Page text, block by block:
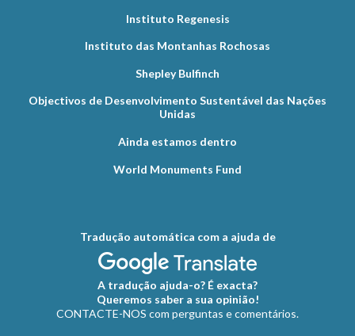
Instituto Regenesis
Instituto das Montanhas Rochosas
Shepley Bulfinch
Objectivos de Desenvolvimento Sustentável das Nações
Unidas
Ainda estamos dentro
World Monuments Fund
Tradução automática com a ajuda de
A tradução ajuda-o? É exacta?
Queremos saber a sua opinião!
CONTACTE-NOS com perguntas e comentários.